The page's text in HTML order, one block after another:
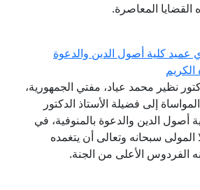
المعاصرة.
كلية أصول الدين والدعوة
نظير محمد عياد، مفتي الجمهورية،
إلى فضيلة الأستاذ الدكتور
الدين والدعوة بالمنوفية، في
سبحانه وتعالى أن يتغمده
الأعلى من الجنة.